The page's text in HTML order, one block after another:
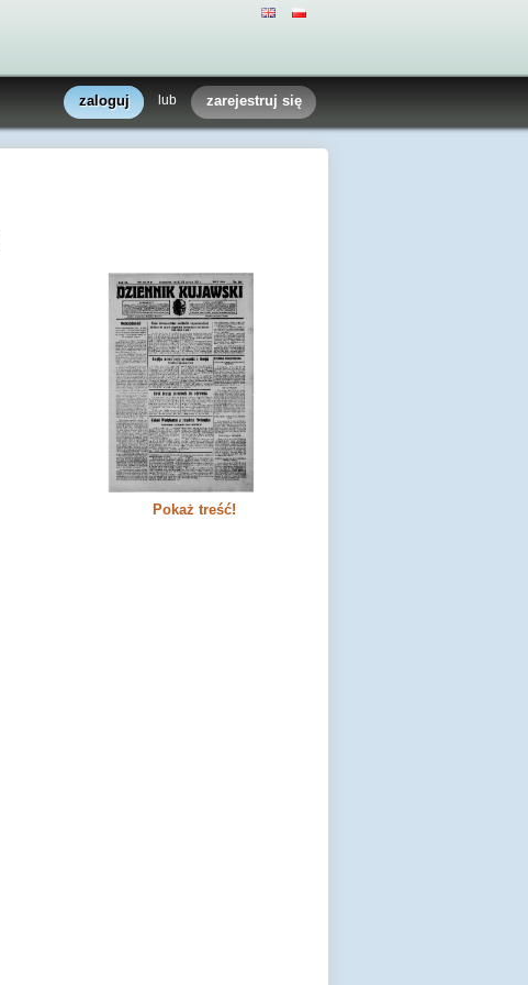
zaloguj lub zarejestruj się
Pokaż treść!